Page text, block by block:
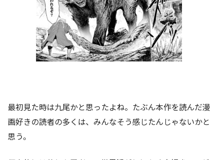
最初見た時は九尾かと思ったよね。たぶん本作を読んだ漫
画好きの読者の多くは、みんなそう感じたんじゃないかと
思う。